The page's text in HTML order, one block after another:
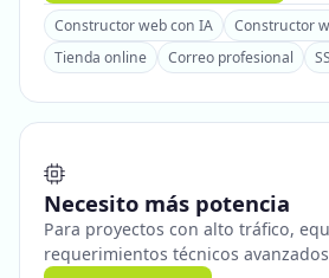
Constructor web con IA
Constructor
Tienda online
Correo profesional
Necesito más potencia
Para proyectos con alto tráfico,
requerimientos técnicos